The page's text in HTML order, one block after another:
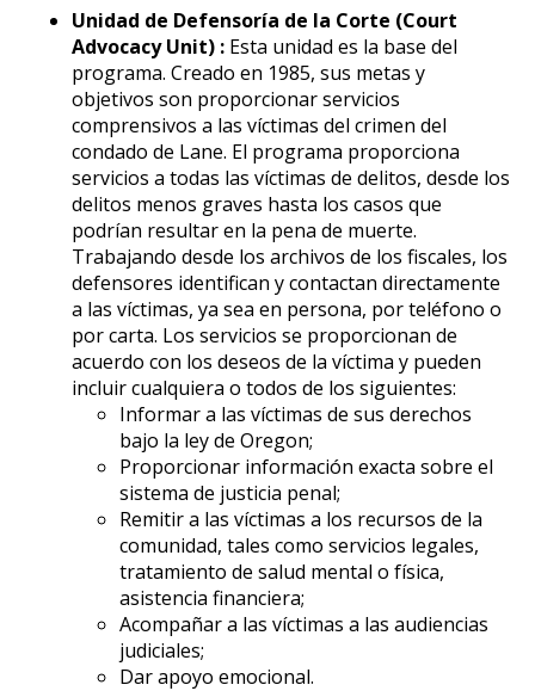
Unidad de Defensoría de la Corte (Court
Advocacy Unit) : Esta unidad es la base del
programa. Creado en 1985, sus metas y
objetivos son proporcionar servicios
comprensivos a las víctimas del crimen del
condado de Lane. El programa proporciona
servicios a todas las víctimas de delitos, desde los
delitos menos graves hasta los casos que
podrían resultar en la pena de muerte.
Trabajando desde los archivos de los fiscales, los
defensores identifican y contactan directamente
a las víctimas, ya sea en persona, por teléfono o
por carta. Los servicios se proporcionan de
acuerdo con los deseos de la víctima y pueden
incluir cualquiera o todos de los siguientes:
Informar a las víctimas de sus derechos
bajo la ley de Oregon;
Proporcionar información exacta sobre el
sistema de justicia penal;
Remitir a las víctimas a los recursos de la
comunidad, tales como servicios legales,
tratamiento de salud mental o física,
asistencia financiera;
Acompañar a las víctimas a las audiencias
judiciales;
Dar apoyo emocional.